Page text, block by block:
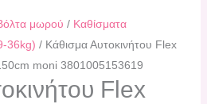
μωρού / Καθίσματα
36kg) / Kάθισμα Αυτοκινήτου Flex
moni 3801005153619
Flex